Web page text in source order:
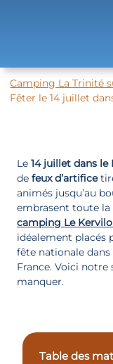
Camping La Trinité
Fêter le 14 juillet
Le 14 juillet dans le
de feux d’artifice
animés jusqu’au
embrasent toute la
camping Le
idéalement placés
fête nationale dans
France. Voici notre
manquer.
Table des